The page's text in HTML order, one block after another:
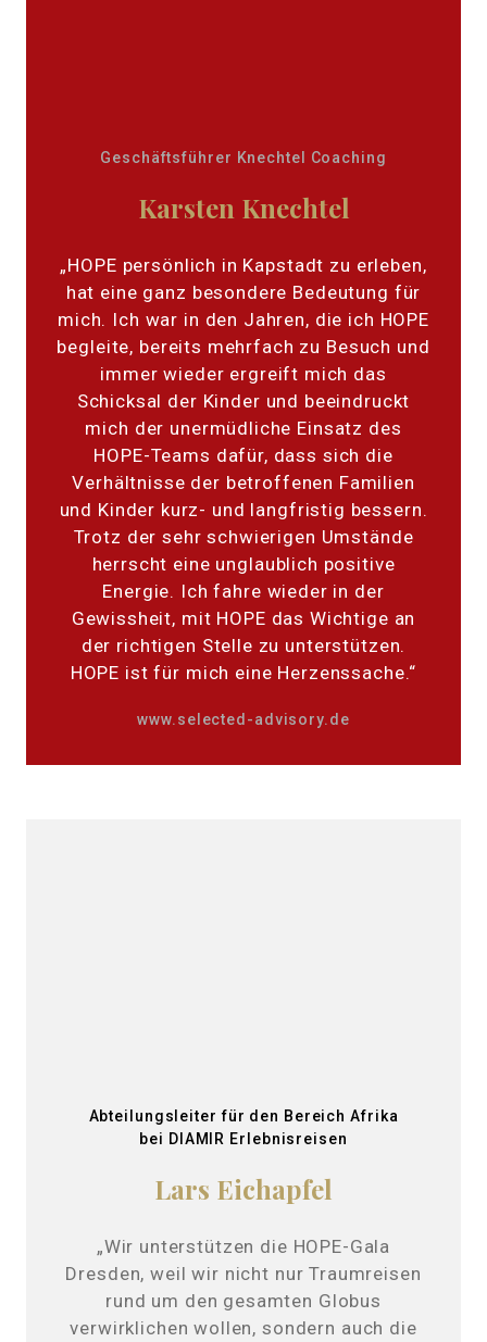
Geschäftsführer Knechtel Coaching
Karsten Knechtel
„HOPE persönlich in Kapstadt zu erleben,
hat eine ganz besondere Bedeutung für
mich. Ich war in den Jahren, die ich HOPE
begleite, bereits mehrfach zu Besuch und
immer wieder ergreift mich das
Schicksal der Kinder und beeindruckt
mich der unermüdliche Einsatz des
HOPE-Teams dafür, dass sich die
Verhältnisse der betroffenen Familien
und Kinder kurz- und langfristig bessern.
Trotz der sehr schwierigen Umstände
herrscht eine unglaublich positive
Energie. Ich fahre wieder in der
Gewissheit, mit HOPE das Wichtige an
der richtigen Stelle zu unterstützen.
HOPE ist für mich eine Herzenssache.“
www.selected-advisory.de
Abteilungsleiter für den Bereich Afrika
bei DIAMIR Erlebnisreisen
Lars Eichapfel
„Wir unterstützen die HOPE-Gala
Dresden, weil wir nicht nur Traumreisen
rund um den gesamten Globus
verwirklichen wollen, sondern auch die